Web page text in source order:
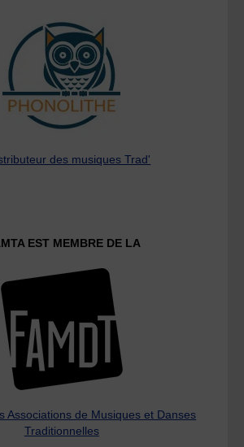
des musiques Trad'
EST MEMBRE DE LA
Associations de Musiques et Danses
Traditionnelles